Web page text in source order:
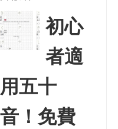
初心
者適
用五十
音！免費